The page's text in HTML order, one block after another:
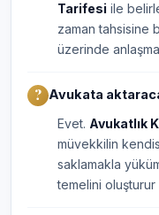
Tarifesi ile
zaman tahsisine
üzerinde
Avukata
Evet. Avukatlık
müvekkilin
saklamakla
temelini